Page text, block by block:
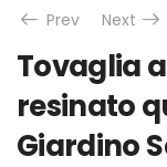
Prev
Next
Tovaglia
resinato
Giardino